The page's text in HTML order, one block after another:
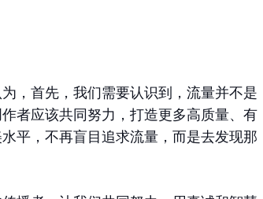
，首先，我们需要认识到，流量并不是
者应该共同努力，打造更多高质量、有
平，不再盲目追求流量，而是去发现那